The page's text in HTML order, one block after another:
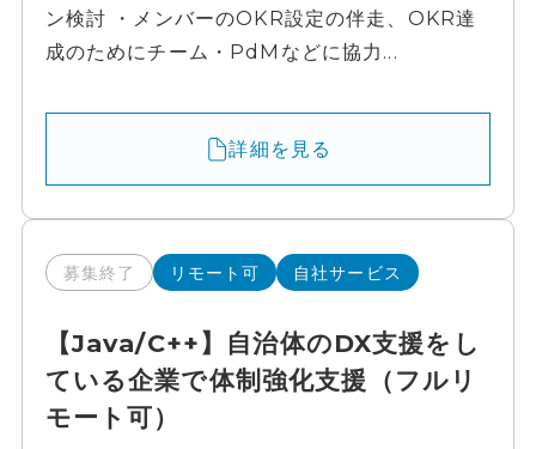
ン検討 ・メンバーのOKR設定の伴走、OKR達
成のためにチーム・PdMなどに協力...
詳細を見る
募集終了 リモート可 自社サービス
【Java/C++】自治体のDX支援をし
ている企業で体制強化支援（フルリ
モート可）